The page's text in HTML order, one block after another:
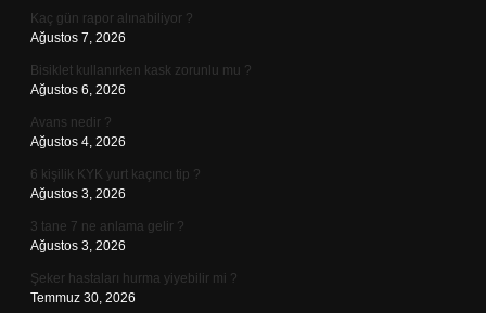
Kaç gün rapor alınabiliyor ?
Ağustos 7, 2026
Bisiklet kullanırken kask zorunlu mu ?
Ağustos 6, 2026
Avans nedir ?
Ağustos 4, 2026
6 kişilik KYK yurt kaçıncı tip ?
Ağustos 3, 2026
3 tane 7 ne anlama gelir ?
Ağustos 3, 2026
Şeker hastaları hurma yiyebilir mi ?
Temmuz 30, 2026